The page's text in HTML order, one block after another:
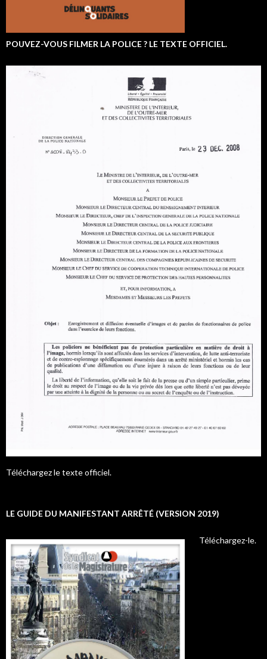
POUVEZ-VOUS FILMER LA POLICE ? LE TEXTE OFFICIEL.
Téléchargez le texte officiel.
LE GUIDE DU MANIFESTANT ARRÊTÉ (VERSION 2019)
Téléchargez-le.